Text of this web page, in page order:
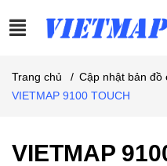
Trang chủ / Cập nhật bản đồ
VIETMAP 9100 TOUCH
VIETMAP